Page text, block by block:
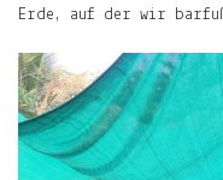
Erde, auf der wir barfuß